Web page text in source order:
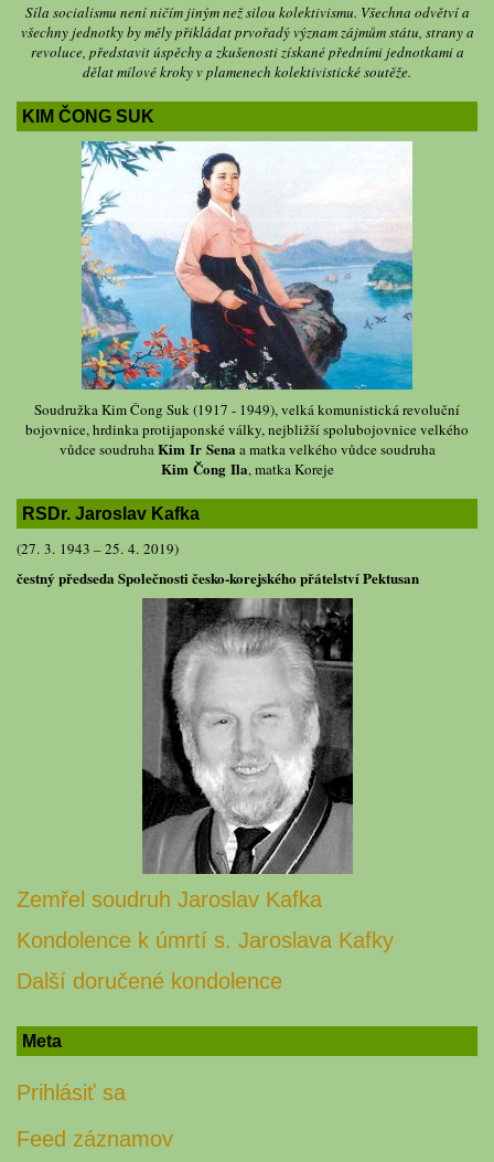
Síla socialismu není ničím jiným než silou kolektivismu. Všechna odvětví a
všechny jednotky by měly přikládat prvořadý význam zájmům státu, strany a
revoluce, představit úspěchy a zkušenosti získané předními jednotkami a
dělat mílové kroky v plamenech kolektivistické soutěže.
KIM ČONG SUK
Soudružka Kim Čong Suk (1917 - 1949), velká komunistická revoluční
bojovnice, hrdinka protijaponské války, nejbližší spolubojovnice velkého
vůdce soudruhaKim Ir Sena a matka velkého vůdce soudruha
Kim Čong Ila, matka Koreje
RSDr. Jaroslav Kafka
(27. 3. 1943 – 25. 4. 2019)
čestný předseda Společnosti česko-korejského přátelství Pektusan
Zemřel soudruh Jaroslav Kafka
Kondolence k úmrtí s. Jaroslava Kafky
Další doručené kondolence
Meta
Prihlásiť sa
Feed záznamov